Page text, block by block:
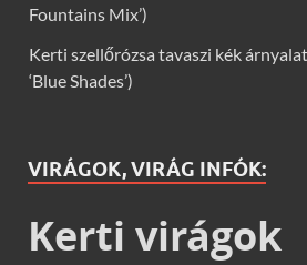
Fountains Mix’)
Kerti szellőrózsa tavaszi kék
‘Blue Shades’)
VIRÁGOK, VIRÁG INFÓK:
Kerti virágok